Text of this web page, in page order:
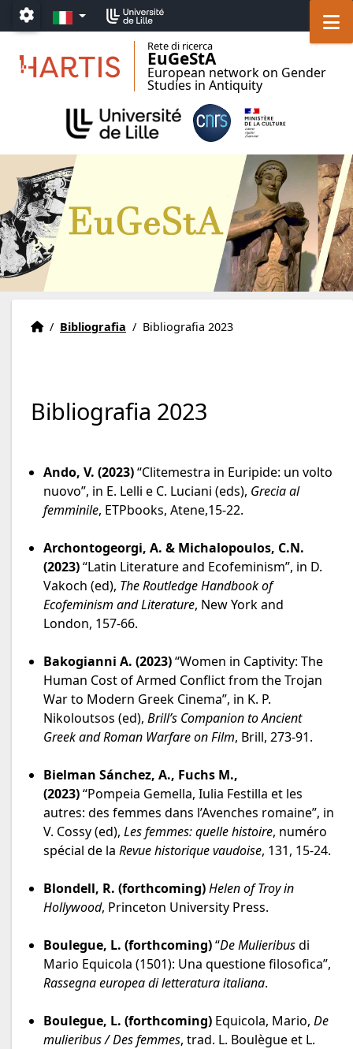
Go to menu
Go to content
Go to footer
Paramétrage
IT
Rete di ricerca
EuGeStA
European network on Gender
Studies in Antiquity
Home
Accueil
/ Bibliografia / Bibliografia 2023
Bibliografia 2023
Ando, V. (2023)“Clitemestra in Euripide: un volto
nuovo”, in E. Lelli e C. Luciani (eds), Grecia al
femminile, ETPbooks, Atene,15-22.
Archontogeorgi, A. & Michalopoulos, C.N.
(2023)“Latin Literature and Ecofeminism”, in D.
Vakoch (ed), The Routledge Handbook of
Ecofeminism and Literature, New York and
London, 157-66.
Bakogianni A. (2023)“Women in Captivity: The
Human Cost of Armed Conflict from the Trojan
War to Modern Greek Cinema”, in K. P.
Nikoloutsos (ed), Brill’s Companion to Ancient
Greek and Roman Warfare on Film, Brill, 273-91.
Bielman Sánchez, A., Fuchs M.,
(2023)“Pompeia Gemella, Iulia Festilla et les
autres: des femmes dans l’Avenches romaine”, in
V. Cossy (ed), Les femmes: quelle histoire, numéro
spécial de la Revue historique vaudoise, 131, 15-24.
Blondell, R. (forthcoming)Helen of Troy in
Hollywood, Princeton University Press.
Boulegue, L. (forthcoming)“De Mulieribusdi
Mario Equicola (1501): Una questione filosofica”,
Rassegna europea di letteratura italiana.
Boulegue, L. (forthcoming) Equicola, Mario, De
mulieribus / Des femmes, trad. L. Boulègue et L.